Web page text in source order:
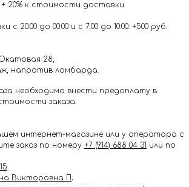
20% к стоимости доставки
20:00 до 00:00 и с 7:00 до 10:00: +500 руб.
28,
напротив ломбарда.
необходимо внести предоплату в
заказа.
интернет-магазине или у оператора с
заказ по номеру +7 (914) 688 04 31 или по
.
Викторовна П .